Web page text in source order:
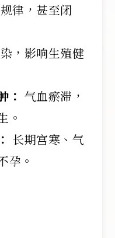
律，甚至闭
，影响生殖健
： 气血瘀滞，
。
长期宫寒、气
孕。